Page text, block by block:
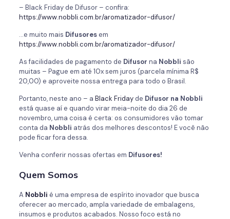
– Black Friday de Difusor – confira:
https://www.nobbli.com.br/aromatizador-difusor/
…e muito mais Difusoresem
https://www.nobbli.com.br/aromatizador-difusor/
As facilidades de pagamento de Difusor na Nobbli são
muitas – Pague em até 10x sem juros (parcela mínima R$
20,00) e aproveite nossa entrega para todo o Brasil.
Portanto, neste ano – a Black Fridayde Difusor na Nobbli
está quase aí e quando virar meia-noite do dia 26 de
novembro, uma coisa é certa: os consumidores vão tomar
conta da Nobbli atrás dos melhores descontos! E você não
pode ficar fora dessa.
Venha conferir nossas ofertas em Difusores!
Quem Somos
A Nobbli é uma empresa de espírito inovador que busca
oferecer ao mercado, ampla variedade de embalagens,
insumos e produtos acabados. Nosso foco está no